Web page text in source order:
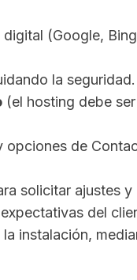
(Google,
la seguridad.
(el hosting debe
opciones de
solicitar ajustes
del
instalación,